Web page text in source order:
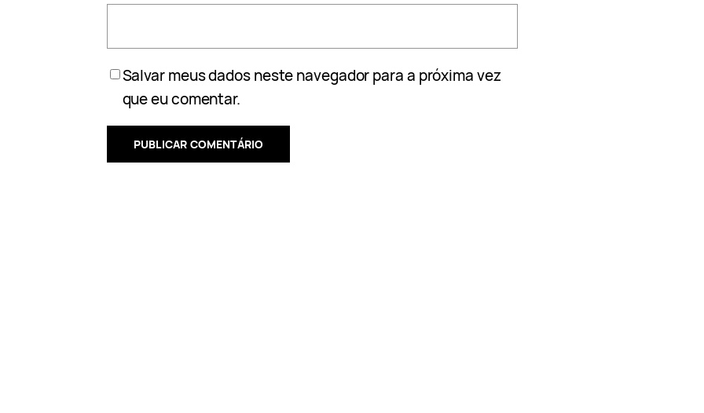
Salvar meus dados neste navegador para a próxima vez
que eu comentar.